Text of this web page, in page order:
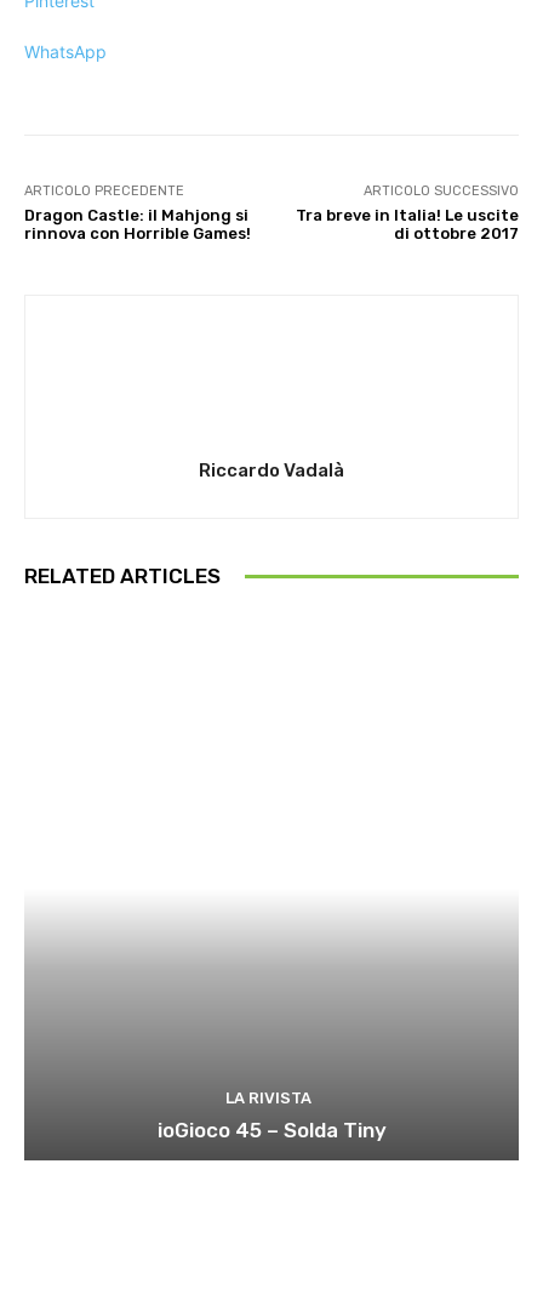
WhatsApp
ARTICOLO PRECEDENTE
Dragon Castle: il Mahjong si
rinnova con Horrible Games!
ARTICOLO SUCCESSIVO
Tra breve in Italia! Le uscite
di ottobre 2017
Riccardo Vadalà
RELATED ARTICLES
LA RIVISTA
ioGioco 45 – Solda Tiny